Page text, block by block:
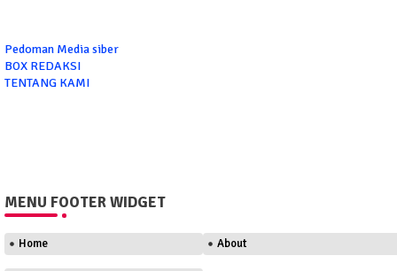
Pedoman Media siber
BOX REDAKSI
TENTANG KAMI
MENU FOOTER WIDGET
Home About